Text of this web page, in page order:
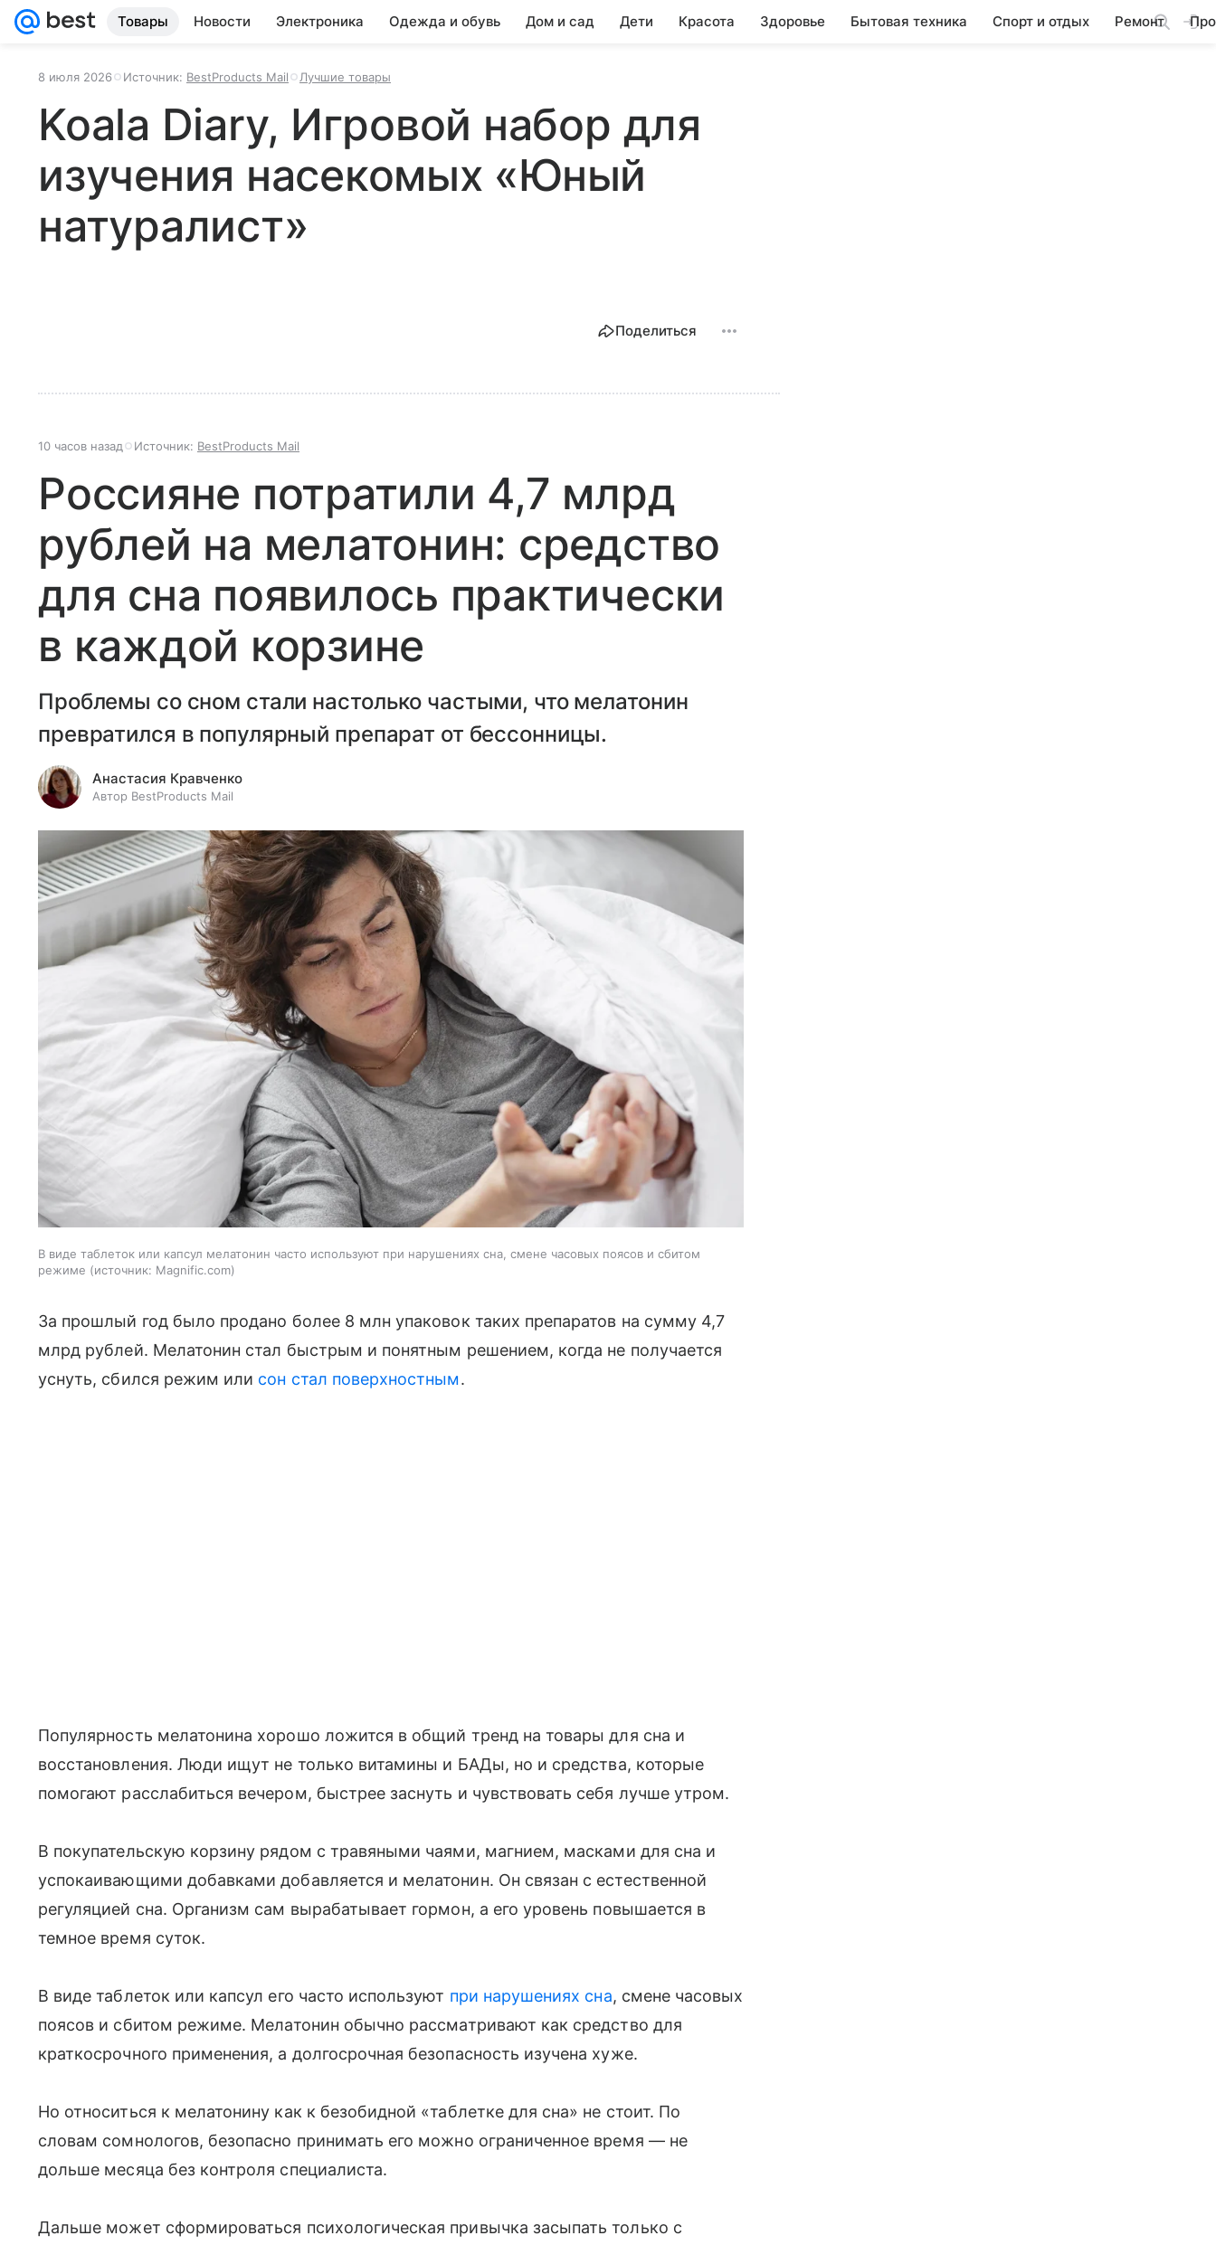
Товары Новости Электроника Одежда и обувь Дом и сад Дети Красота Здоровье Бытовая техника Спорт и отдых Ремонт
8 июля 2026 Источник: BestProducts Mail Лучшие товары
Koala Diary, Игровой набор для
изучения насекомых «Юный
натуралист»
Поделиться
10 часов назад Источник: BestProducts Mail
Россияне потратили 4,7 млрд
рублей на мелатонин: средство
для сна появилось практически
в каждой корзине
Проблемы со сном стали настолько частыми, что мелатонин
превратился в популярный препарат от бессонницы.
Анастасия Кравченко
Автор BestProducts Mail
В виде таблеток или капсул мелатонин часто используют при нарушениях сна, смене часовых поясов и сбитом
режиме
источник: Magnific.com
За прошлый год было продано более 8 млн упаковок таких препаратов на сумму 4,7
млрд рублей. Мелатонин стал быстрым и понятным решением, когда не получается
уснуть, сбился режим или сон стал поверхностным.
Популярность мелатонина хорошо ложится в общий тренд на товары для сна и
восстановления. Люди ищут не только витамины и БАДы, но и средства, которые
помогают расслабиться вечером, быстрее заснуть и чувствовать себя лучше утром.
В покупательскую корзину рядом с травяными чаями, магнием, масками для сна и
успокаивающими добавками добавляется и мелатонин. Он связан с естественной
регуляцией сна. Организм сам вырабатывает гормон, а его уровень повышается в
темное время суток.
В виде таблеток или капсул его часто используют при нарушениях сна, смене часовых
поясов и сбитом режиме. Мелатонин обычно рассматривают как средство для
краткосрочного применения, а долгосрочная безопасность изучена хуже.
Но относиться к мелатонину как к безобидной «таблетке для сна» не стоит. По
словам сомнологов, безопасно принимать его можно ограниченное время — не
дольше месяца без контроля специалиста.
Дальше может сформироваться психологическая привычка засыпать только с